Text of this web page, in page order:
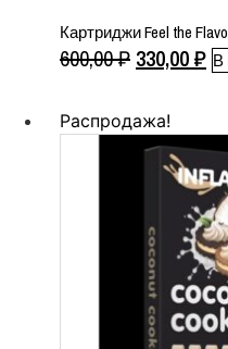
Картриджи Feel the
600,00₽
600,00 ₽.
330,00₽ В
Распродажа!